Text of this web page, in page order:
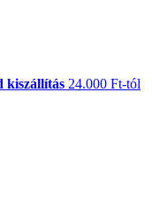
kiszállítás 24.000 Ft-tól